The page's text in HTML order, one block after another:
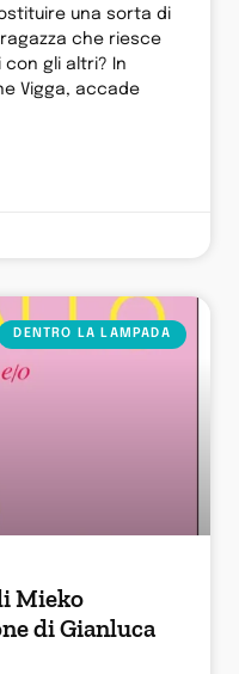
una sorta di
che riesce
gli altri? In
Vigga, accade
DENTRO LA LAMPADA
Mieko
di Gianluca